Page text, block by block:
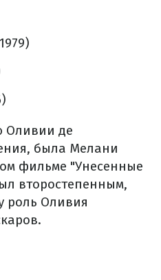
Оливии де
была Мелани
фильме "Унесенные
второстепенным,
роль Оливия